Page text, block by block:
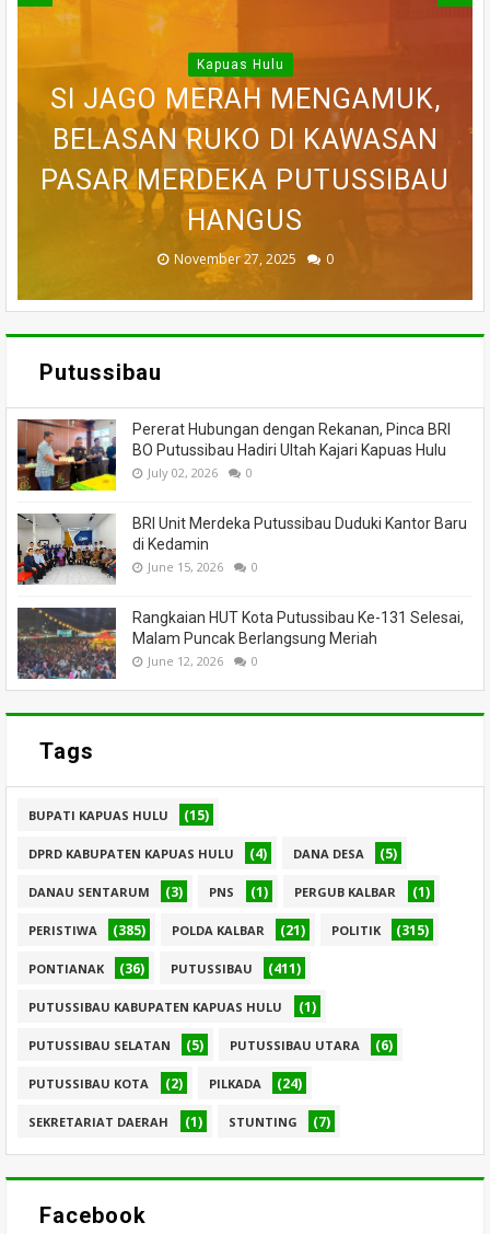
WARGA DESA SEI AJUNG YANG
DILAPORKAN HILANG SAAT
MEMANCING DITEMUKAN
MENINGGAL DUNIA
July 05, 2026 0
Kapuas Hulu
SI JAGO MERAH MENGAMUK,
BELASAN RUKO DI KAWASAN
PASAR MERDEKA PUTUSSIBAU
HANGUS
November 27, 2025 0
PEDULI KORBAN KEBAKARAN,
KORAMIL BADAU BERI
BANTUAN
March 26, 2025 0
BELASAN TOKO PAKAIAN DI
PUTUSSIBAU LUDES DILALAP
API
March 13, 2025 0
SEMPAT SEKARAT, H AKHIRNYA
TEWAS SETELAH 'DIHAKIMI'
MASSA
February 18, 2025 0
Putussibau
Pererat Hubungan dengan Rekanan, Pinca BRI
BO Putussibau Hadiri Ultah Kajari Kapuas Hulu
July 02, 2026 0
BRI Unit Merdeka Putussibau Duduki Kantor Baru
di Kedamin
June 15, 2026 0
Rangkaian HUT Kota Putussibau Ke-131 Selesai,
Malam Puncak Berlangsung Meriah
June 12, 2026 0
Tags
BUPATI KAPUAS HULU (15)
DPRD KABUPATEN KAPUAS HULU (4) DANA DESA (5)
DANAU SENTARUM (3) PNS (1) PERGUB KALBAR (1)
PERISTIWA (385) POLDA KALBAR (21) POLITIK (315)
PONTIANAK (36) PUTUSSIBAU (411)
PUTUSSIBAU KABUPATEN KAPUAS HULU (1)
PUTUSSIBAU SELATAN (5) PUTUSSIBAU UTARA (6)
PUTUSSIBAU KOTA (2) PILKADA (24)
SEKRETARIAT DAERAH (1) STUNTING (7)
Facebook